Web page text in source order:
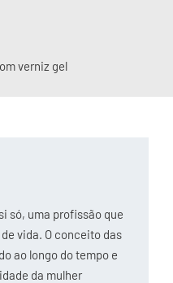
verniz gel
só, uma profissão que
vida. O conceito das
ao longo do tempo e
da mulher